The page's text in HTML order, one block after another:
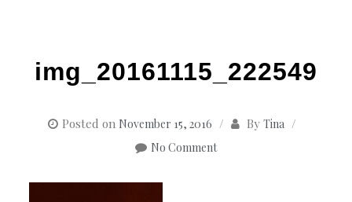
img_20161115_222549
Posted on November 15, 2016 By Tina
No Comment